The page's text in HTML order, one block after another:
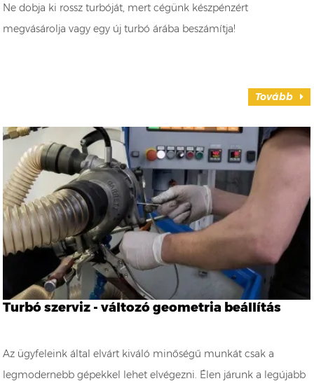
Ne dobja ki rossz turbóját, mert cégünk készpénzért
megvásárolja vagy egy új turbó árába beszámítja!
Tovább
Turbó szerviz - változó geometria beállítás
Az ügyfeleink által elvárt kiváló minőségű munkát csak a
legmodernebb gépekkel lehet elvégezni. Élen járunk a legújabb